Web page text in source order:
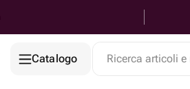
Catalogo Ricerca articoli e